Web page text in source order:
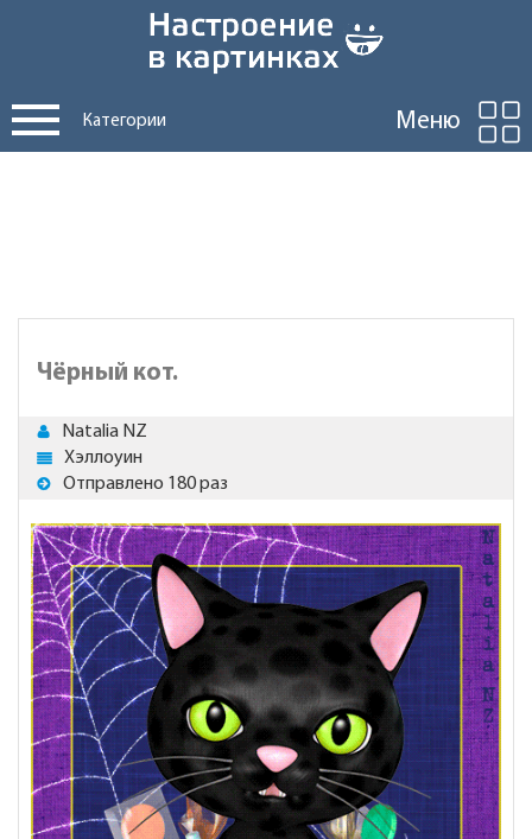
Категории Меню
Чёрный кот.
Natalia NZ
Хэллоуин
Отправлено 180 раз